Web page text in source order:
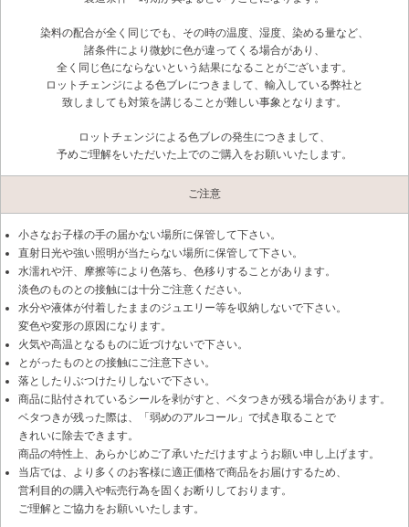
染料の配合が全く同じでも、その時の温度、湿度、染める量など、
諸条件により微妙に色が違ってくる場合があり、
全く同じ色にならないという結果になることがございます。
ロットチェンジによる色ブレにつきまして、輸入している弊社と
致しましても対策を講じることが難しい事象となります。
ロットチェンジによる色ブレの発生につきまして、
予めご理解をいただいた上でのご購入をお願いいたします。
ご注意
小さなお子様の手の届かない場所に保管して下さい。
直射日光や強い照明が当たらない場所に保管して下さい。
水濡れや汗、摩擦等により色落ち、色移りすることがあります。
淡色のものとの接触には十分ご注意ください。
水分や液体が付着したままのジュエリー等を収納しないで下さい。
変色や変形の原因になります。
火気や高温となるものに近づけないで下さい。
とがったものとの接触にご注意下さい。
落としたりぶつけたりしないで下さい。
商品に貼付されているシールを剥がすと、ベタつきが残る場合があります。
ベタつきが残った際は、「弱めのアルコール」で拭き取ることで
きれいに除去できます。
商品の特性上、あらかじめご了承いただけますようお願い申し上げます。
当店では、より多くのお客様に適正価格で商品をお届けするため、
営利目的の購入や転売行為を固くお断りしております。
ご理解とご協力をお願いいたします。